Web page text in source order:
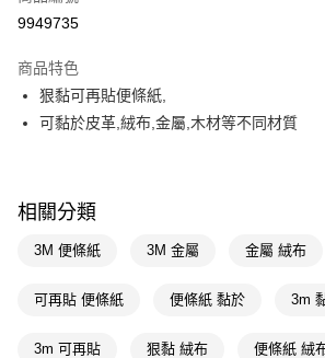
信用卡一次付款
LINE Pay
Apple Pay
悠遊付
Google Pay
AFTEE先享後付
【關於「AFTEE先享後付」】
9949735
商品特色
狠黏可再貼便條紙,
可黏於皮革,絨布,金屬,木材等不同材質
相關分類
3M 便條紙 3M 金屬 金屬 絨布
可再貼 便條紙 便條紙 黏於 3m
3m 可再貼 狠黏 絨布 便條紙 絨